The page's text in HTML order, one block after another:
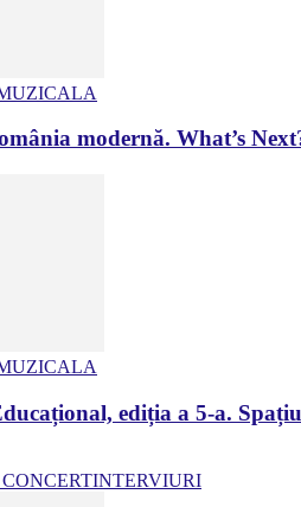
modernă. What’s
ediția a 5-a.
INTERVIURI